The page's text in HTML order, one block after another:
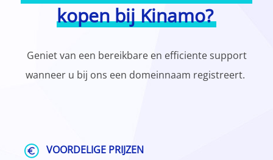
kopen bij Kinamo?
Geniet van een bereikbare en efficiente support
wanneer u bij ons een domeinnaam registreert.
VOORDELIGE PRIJZEN